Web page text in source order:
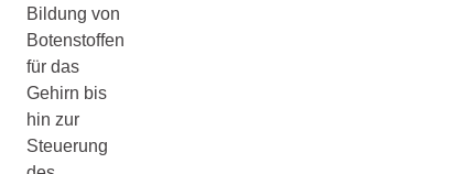
Bildung von
Botenstoffen
für das
Gehirn bis
hin zur
Steuerung